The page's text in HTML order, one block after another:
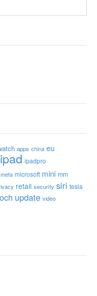
apps china eu
ipad ipadpro
meta microsoft mini mm
retail security siri tesla
update video